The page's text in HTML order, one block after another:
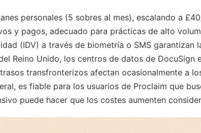
personales (5 sobres al mes), escalando a
y pagos, adecuado para prácticas de alto
(IDV) a través de biometría o SMS garantizan
Reino Unido, los centros de datos de DocuSign
transfronterizos afectan ocasionalmente a
es fiable para los usuarios de Proclaim que
puede hacer que los costes aumenten